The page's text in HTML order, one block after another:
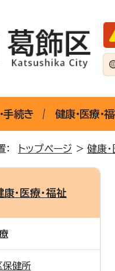
手続き 健康・医療・
： トップページ > 健康
康・医療・福祉
保健所